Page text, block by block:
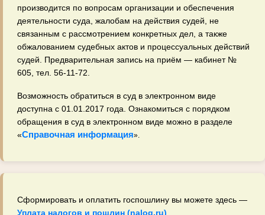
производится по вопросам организации и обеспечения
деятельности суда, жалобам на действия судей, не
связанным с рассмотрением конкретных дел, а также
обжалованием судебных актов и процессуальных действий
судей. Предварительная запись на приём — кабинет №
605, тел. 56‑11‑72.
Возможность обратиться в суд в электронном виде
доступна с 01.01.2017 года. Ознакомиться с порядком
обращения в суд в электронном виде можно в разделе
«Справочная информация».
Сформировать и оплатить госпошлину вы можете здесь —
Уплата налогов и пошлин (nalog.ru)